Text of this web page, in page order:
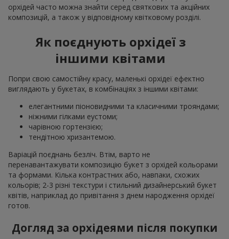
орхідей часто можна знайти серед святкових та акційних
композицій, а також у відповідному квітковому розділі.
Як поєднують орхідеї з
іншими квітами
Попри свою самостійну красу, маленькі орхідеї ефектно
виглядають у букетах, в комбінаціях з іншими квітами:
елегантними піоновидними та класичними трояндами;
ніжними гілками еустоми;
чарівною гортензією;
тендітною хризантемою.
Варіацій поєднань безліч. Втім, варто не
перенавантажувати композицію букет з орхідей кольорами
та формами. Кілька контрастних або, навпаки, схожих
кольорів; 2-3 різні текстури і стильний дизайнерський букет
квітів, наприклад до привітання з днем народження орхідеї
готов.
Догляд за орхідеями після покупки